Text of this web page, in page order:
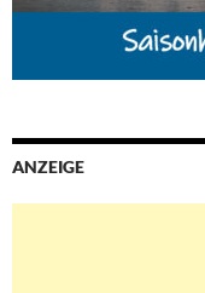
ANZEIGE